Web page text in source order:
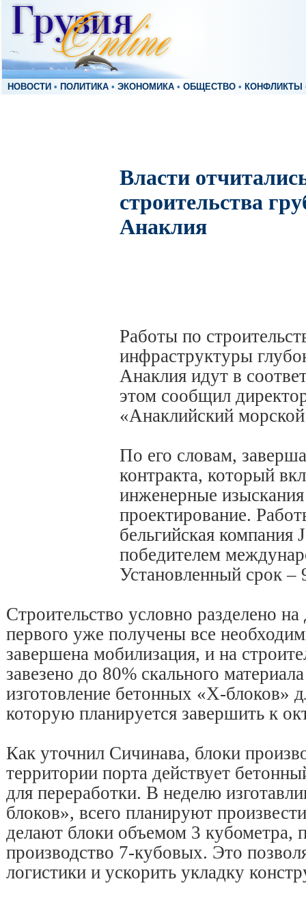
НОВОСТИ • ПОЛИТИКА • ЭКОНОМИКА • ОБЩЕСТВО • КОНФЛИКТЫ
Власти
строительства
Анаклия
Работы по
инфраструктуры
Анаклия идут в
этом сообщил
«Анаклийский
По его словам,
контракта, который
инженерные изыскания
проектирование.
бельгийская компания
победителем
Установленный срок –
Строительство условно разделено
первого уже получены все
завершена мобилизация, и на
завезено до 80% скального
изготовление бетонных «X-блоков»
которую планируется завершить к
Как уточнил Сичинава, блоки
территории порта действует
для переработки. В неделю
блоков», всего планируют
делают блоки объемом 3 кубометра,
производство 7-кубовых. Это
логистики и ускорить укладку